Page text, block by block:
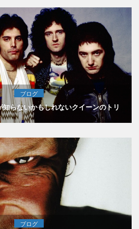
ブログ
らないかもしれないクイーンのトリ
ブログ